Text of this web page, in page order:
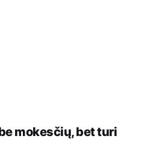
mokesčių, bet turi